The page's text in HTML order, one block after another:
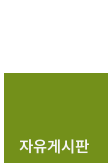
자유게시판